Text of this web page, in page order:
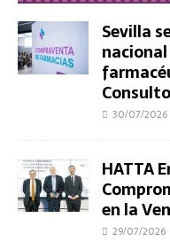
Sevilla
30/07/2026
HATTA
en la
29/07/2026